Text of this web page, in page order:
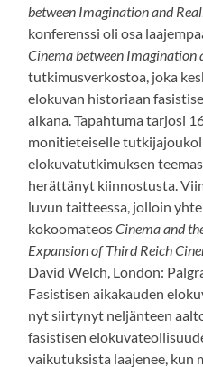
between Imagination and
konferenssi oli osa
Cinema between Imagination
tutkimusverkostoa, joka
elokuvan historiaan
aikana. Tapahtuma tarjosi
monitieteiselle
elokuvatutkimuksen
herättänyt kiinnostusta.
luvun taitteessa, jolloin
kokoomateosCinema and
Expansion of Third Reich
David Welch, London:
Fasistisen aikakauden
nyt siirtynyt neljänteen
fasistisen
vaikutuksista laajenee, kun